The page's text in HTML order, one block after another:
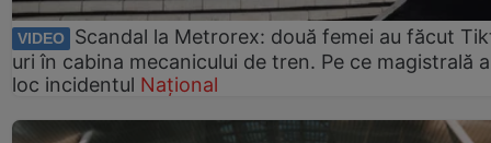
VIDEO
Scandal la Metrorex: două femei au făcut
uri în cabina mecanicului de tren. Pe ce magistrală
loc incidentul Național